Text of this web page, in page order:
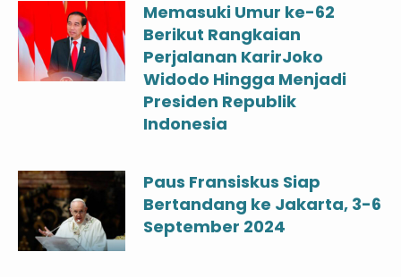
Memasuki Umur ke-62
Berikut Rangkaian
Perjalanan KarirJoko
Widodo Hingga Menjadi
Presiden Republik
Indonesia
Paus Fransiskus Siap
Bertandang ke Jakarta, 3-6
September 2024